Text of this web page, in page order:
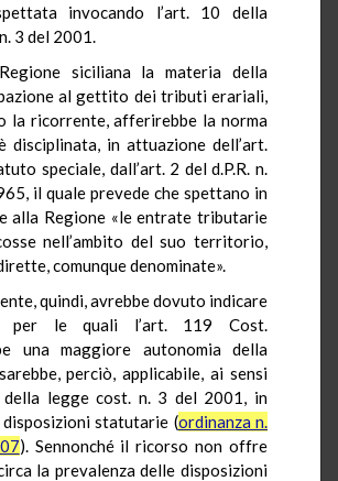
invocando l’art. 10 della
3 del 2001.
siciliana la materia della
al gettito dei tributi erariali,
la ricorrente, afferirebbe la norma
disciplinata, in attuazione dell’art.
speciale, dall’art. 2 del d.P.R. n.
il quale prevede che spettano in
alla Regione «le entrate tributarie
nell’ambito del suo territorio,
comunque denominate».
quindi, avrebbe dovuto indicare
per le quali l’art. 119 Cost.
una maggiore autonomia della
perciò, applicabile, ai sensi
della legge cost. n. 3 del 2001, in
statutarie (ordinanza n.
). Sennonché il ricorso non offre
la prevalenza delle disposizioni